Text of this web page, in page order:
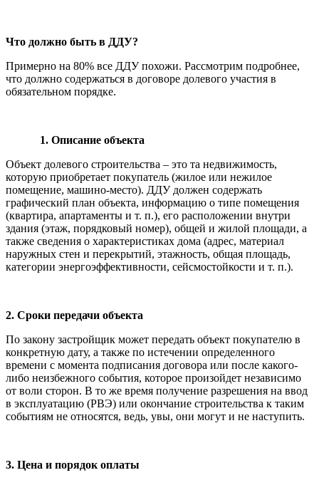
Что должно быть в ДДУ?
Примерно на 80% все ДДУ похожи. Рассмотрим подробнее,
что должно содержаться в договоре долевого участия в
обязательном порядке.
1. Описание объекта
Объект долевого строительства – это та недвижимость,
которую приобретает покупатель (жилое или нежилое
помещение, машино-место). ДДУ должен содержать
графический план объекта, информацию о типе помещения
(квартира, апартаменты и т. п.), его расположении внутри
здания (этаж, порядковый номер), общей и жилой площади, а
также сведения о характеристиках дома (адрес, материал
наружных стен и перекрытий, этажность, общая площадь,
категории энергоэффективности, сейсмостойкости и т. п.).
2. Сроки передачи объекта
По закону застройщик может передать объект покупателю в
конкретную дату, а также по истечении определенного
времени с момента подписания договора или после какого-
либо неизбежного события, которое произойдет независимо
от воли сторон. В то же время получение разрешения на ввод
в эксплуатацию (РВЭ) или окончание строительства к таким
событиям не относятся, ведь, увы, они могут и не наступить.
3. Цена и порядок оплаты